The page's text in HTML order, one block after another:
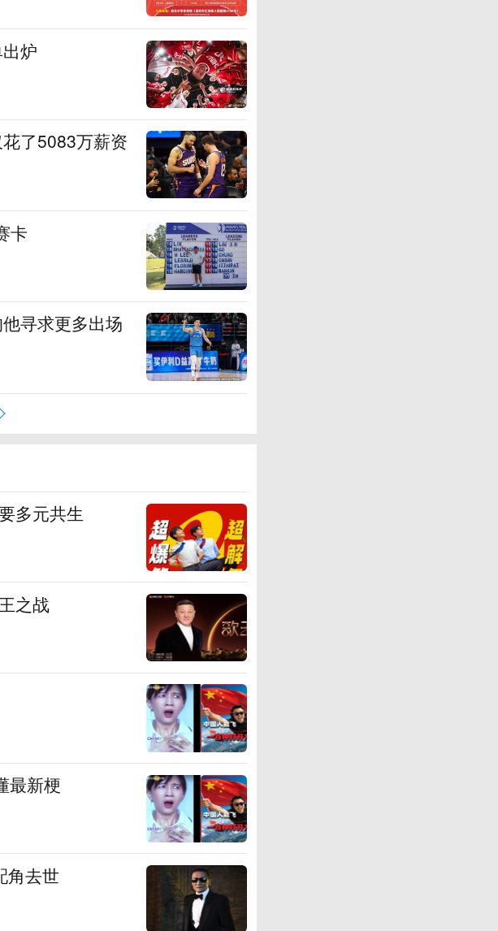
炉
了5083万薪资
卡
寻求更多出场
多元共生
之战
最新梗
角去世